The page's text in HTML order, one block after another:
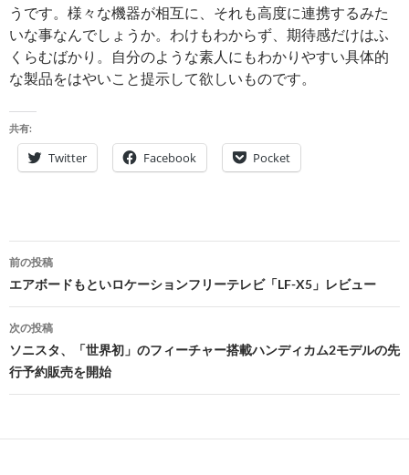
うです。様々な機器が相互に、それも高度に連携するみた
いな事なんでしょうか。わけもわからず、期待感だけはふ
くらむばかり。自分のような素人にもわかりやすい具体的
な製品をはやいこと提示して欲しいものです。
共有:
Twitter Facebook Pocket
投
稿
ナ
ビ
ゲ
シ
前の投稿
エアボードもといロケーションフリーテレビ「LF-X5」レビュー
次の投稿
ソニスタ、「世界初」のフィーチャー搭載ハンディカム2モデルの先
行予約販売を開始